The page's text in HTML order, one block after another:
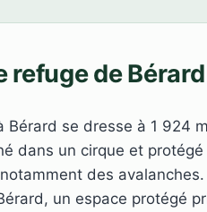
refuge de Bérard
Bérard se dresse à 1 924
dans un cirque et
des
un espace protégé